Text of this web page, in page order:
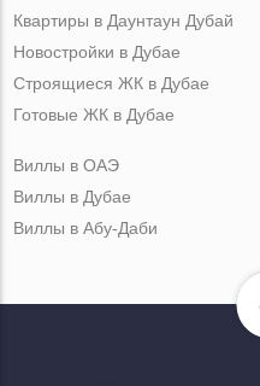
Квартиры в Даунтаун Дубай
Новостройки в Дубае
Строящиеся ЖК в Дубае
Готовые ЖК в Дубае
Виллы в ОАЭ
Виллы в Дубае
Виллы в Абу-Даби